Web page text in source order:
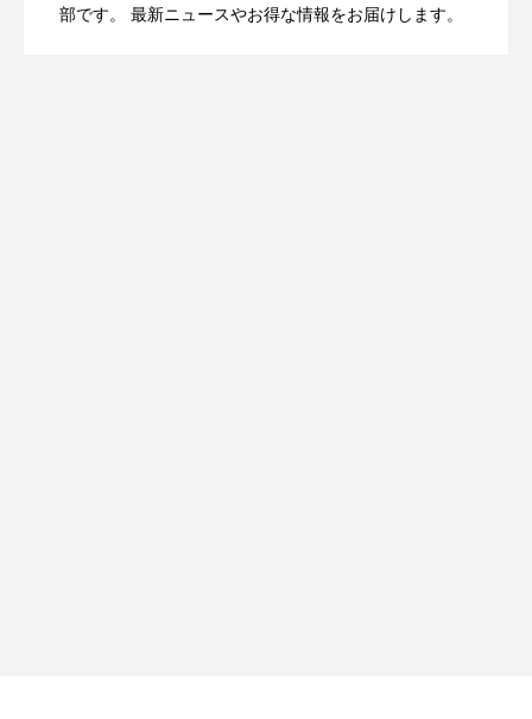
部です。 最新ニュースやお得な情報をお届けします。
登場
Directに動いた理由、担当者も答えられな
2026.04.23 OpenMic Insight：AFEELA開発中止で見